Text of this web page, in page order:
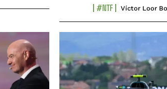
#NTF Víctor Loor